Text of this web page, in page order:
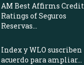
AM Best Affirms Credit
Ratings of Seguros
Reservas...
Index y WLO suscriben
acuerdo para ampliar...